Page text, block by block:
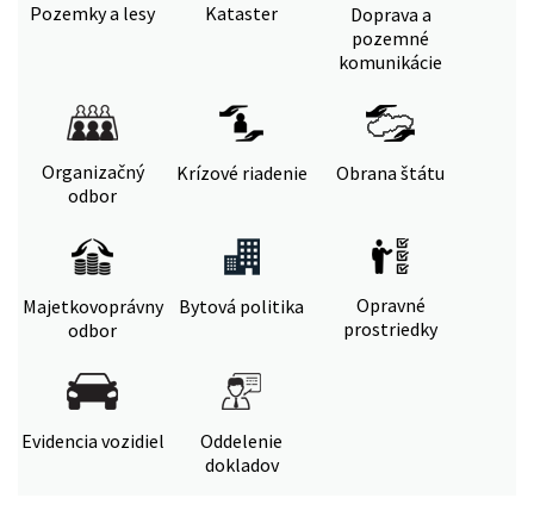
Pozemky a lesy Kataster
Doprava a
pozemné
komunikácie
Organizačný
odbor
Krízové riadenie Obrana štátu
Majetkovoprávny
odbor
Bytová politika
Opravné
prostriedky
Evidencia vozidiel
Oddelenie
dokladov